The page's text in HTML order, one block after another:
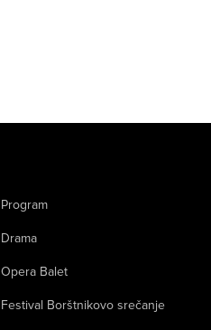
Program
Drama
Opera Balet
Festival Borštnikovo srečanje